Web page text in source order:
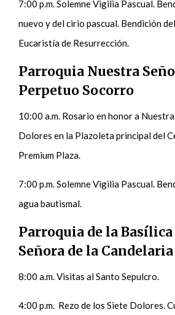
7:00 p.m. Solemne Vigilia Pascual.
nuevo y del cirio pascual. Bendición
Eucaristía de Resurrección.
Parroquia Nuestra
Perpetuo Socorro
10:00 a.m. Rosario en honor a
Dolores en la Plazoleta principal del
Premium Plaza.
7:00 p.m. Solemne Vigilia Pascual.
agua bautismal.
Parroquia de la
Señora de la Candelaria
8:00 a.m. Visitas al Santo Sepulcro.
4:00 p.m. Rezo de los Siete Dolores.